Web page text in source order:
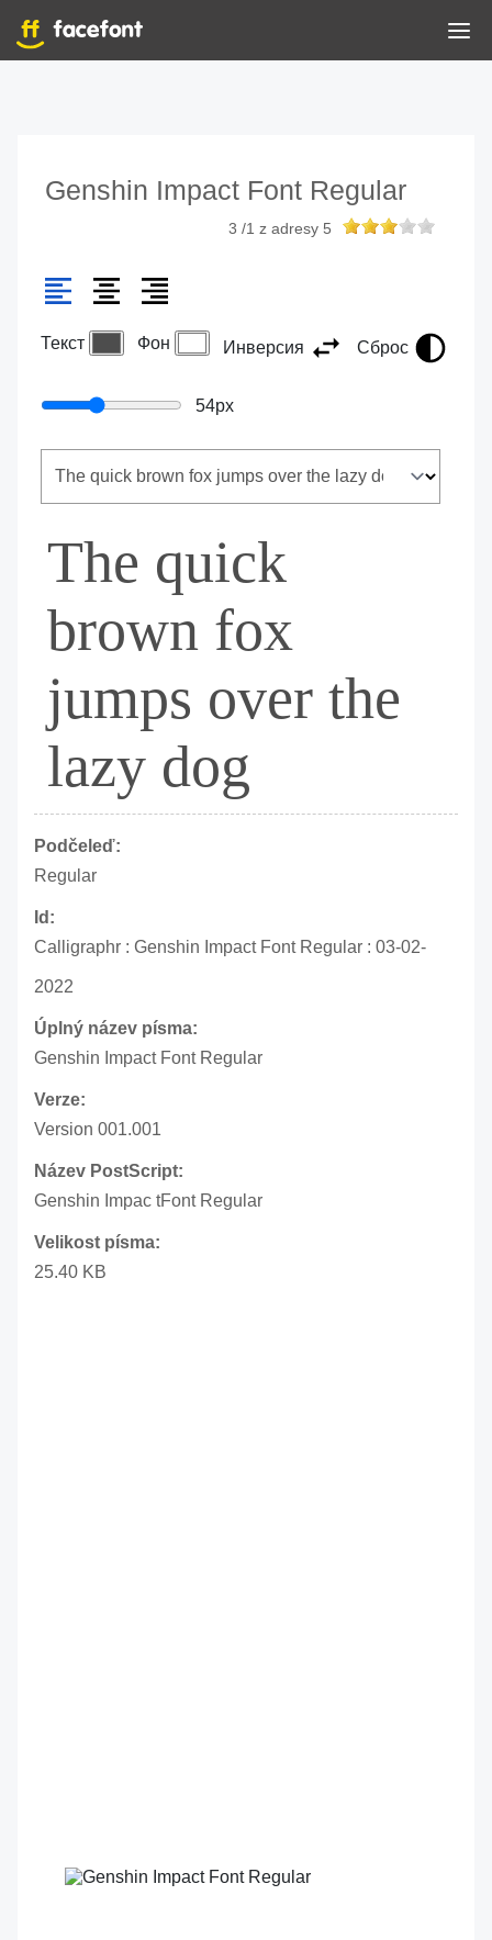
Genshin Impact Font Regular
3 /1 z adresy 5
Текст Фон Инверсия Сброс
54px
The quick
brown fox
jumps over the
lazy dog
Podčeleď:
Regular
Id:
Calligraphr : Genshin Impact Font Regular : 03-02-
2022
Úplný název písma:
Genshin Impact Font Regular
Verze:
Version 001.001
Název PostScript:
Genshin Impac tFont Regular
Velikost písma:
25.40 KB